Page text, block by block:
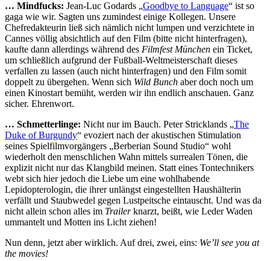
… Mindfucks: Jean-Luc Godards „Goodbye to Language“ ist so
gaga wie wir. Sagten uns zumindest einige Kollegen. Unsere
Chefredakteurin ließ sich nämlich nicht lumpen und verzichtete in
Cannes völlig absichtlich auf den Film (bitte nicht hinterfragen),
kaufte dann allerdings während des Filmfest München ein Ticket,
um schließlich aufgrund der Fußball-Weltmeisterschaft dieses
verfallen zu lassen (auch nicht hinterfragen) und den Film somit
doppelt zu übergehen. Wenn sich Wild Bunch aber doch noch um
einen Kinostart bemüht, werden wir ihn endlich anschauen. Ganz
sicher. Ehrenwort.
… Schmetterlinge: Nicht nur im Bauch. Peter Stricklands „The
Duke of Burgundy“ evoziert nach der akustischen Stimulation
seines Spielfilmvorgängers „Berberian Sound Studio“ wohl
wiederholt den menschlichen Wahn mittels surrealen Tönen, die
explizit nicht nur das Klangbild meinen. Statt eines Tontechnikers
webt sich hier jedoch die Liebe um eine wohlhabende
Lepidopterologin, die ihrer unlängst eingestellten Haushälterin
verfällt und Staubwedel gegen Lustpeitsche eintauscht. Und was da
nicht allein schon alles im Trailerknarzt, beißt, wie Leder Waden
ummantelt und Motten ins Licht ziehen!
Nun denn, jetzt aber wirklich. Auf drei, zwei, eins: We’ll see you at
the movies!